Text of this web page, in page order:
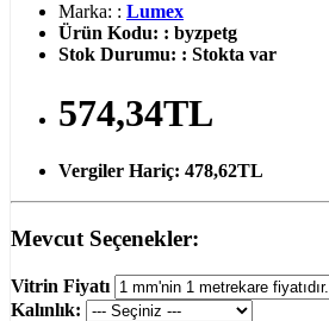
Marka: : Lumex
Ürün Kodu: : byzpetg
Stok Durumu: : Stokta var
574,34TL
Vergiler Hariç: 478,62TL
Mevcut Seçenekler:
Vitrin Fiyatı
Kalınlık: